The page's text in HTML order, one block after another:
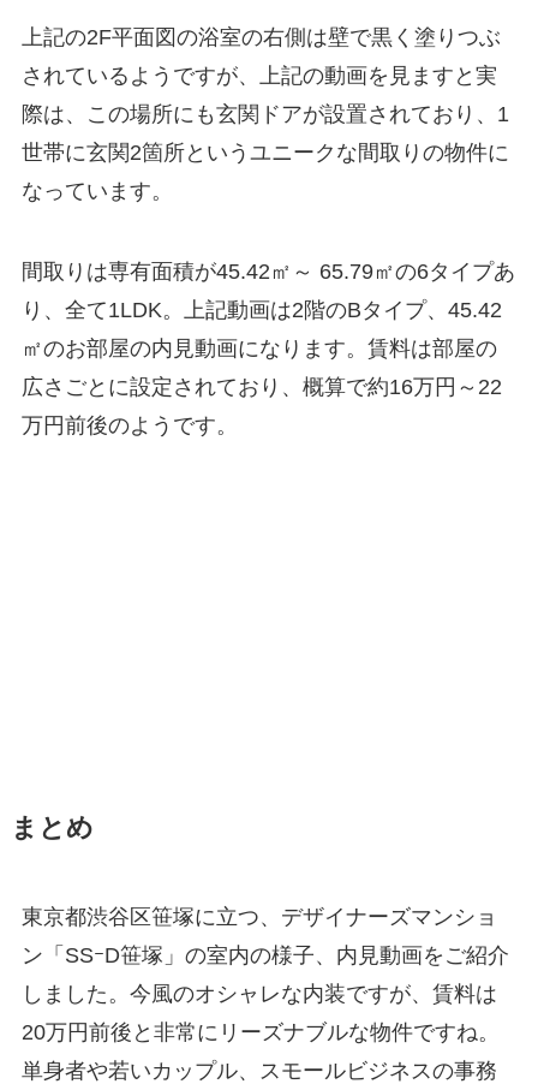
上記の2F平面図の浴室の右側は壁で黒く塗りつぶ
されているようですが、上記の動画を見ますと実
際は、この場所にも玄関ドアが設置されており、1
世帯に玄関2箇所というユニークな間取りの物件に
なっています。
間取りは専有面積が45.42㎡～ 65.79㎡の6タイプあ
り、全て1LDK。上記動画は2階のBタイプ、45.42
㎡のお部屋の内見動画になります。賃料は部屋の
広さごとに設定されており、概算で約16万円～22
万円前後のようです。
まとめ
東京都渋谷区笹塚に立つ、デザイナーズマンショ
ン「SSｰD笹塚」の室内の様子、内見動画をご紹介
しました。今風のオシャレな内装ですが、賃料は
20万円前後と非常にリーズナブルな物件ですね。
単身者や若いカップル、スモールビジネスの事務